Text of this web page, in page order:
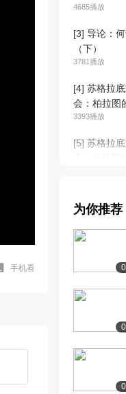
手机看
4685播放
[3] 导论：
（下）
3781播放
[4] 苏格拉
会：柏拉图
3393播放
[5] 苏格拉
会：柏拉图
[7] 苏格拉
会：柏拉图
[8] 苏格拉
会：柏拉图
[9] 苏格拉
1691播放
为你推荐